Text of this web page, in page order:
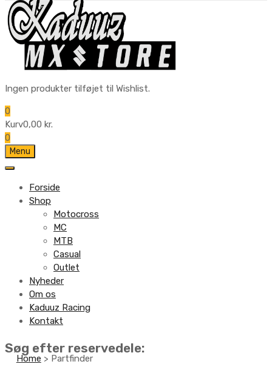
Ingen produkter tilføjet til Wishlist.
0
Kurv0,00 kr.
0
Menu
Forside
Shop
Motocross
MC
MTB
Casual
Outlet
Nyheder
Om os
Kaduuz Racing
Kontakt
Skip
Home > Partfinder
Søg efter reservedele: